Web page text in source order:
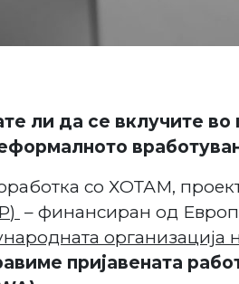
ли да се вклучите
со ХОТАМ,
) – финансиран од
организација
пријавената